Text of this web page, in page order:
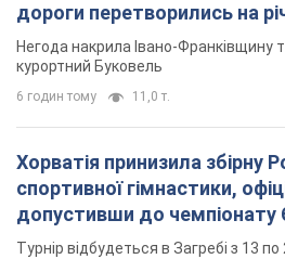
дороги перетворились на
Відео
Негода накрила Івано-Франківщину
курортний Буковель
6 годин тому 11,0 т.
Хорватія принизила збірну
спортивної гімнастики,
допустивши до чемпіонату
основних спортсменів
Турнір відбудеться в Загребі з 13